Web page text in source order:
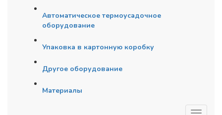
Автоматическое термоусадочное
оборудование
Упаковка в картонную коробку
Другое оборудование
Материалы